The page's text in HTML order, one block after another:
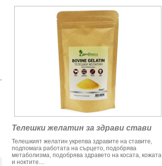
Телешки желатин за здрави стави
Телешкият желатин укрепва здравите на ставите,
подпомага работата на сърцето, подобрява
метаболизма, подобрява здравето на косата, кожата
и ноктите....